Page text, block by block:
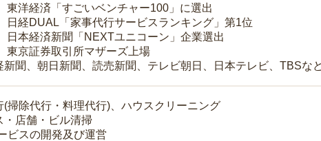
洋経済「すごいベンチャー100」に選出
経DUAL「家事代行サービスランキング」第1位
本経済新聞「NEXTユニコーン」企業選出
京証券取引所マザーズ上場
新聞、朝日新聞、読売新聞、テレビ朝日、日本テレビ、TBSな
(掃除代行・料理代行)、ハウスクリーニング
・店舗・ビル清掃
ビスの開発及び運営